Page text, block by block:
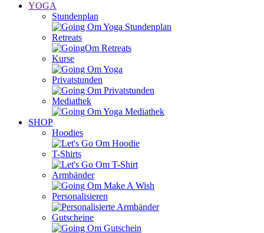
YOGA
Stundenplan
Retreats
Kurse
Privatstunden
Mediathek
SHOP
Hoodies
T-Shirts
Armbänder
Personalisieren
Gutscheine